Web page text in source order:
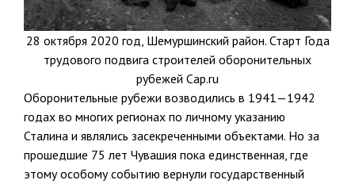
28 октября 2020 год, Шемуршинский район. Старт Года
трудового подвига строителей оборонительных
рубежей Cap.ru
Оборонительные рубежи возводились в 1941—1942
годах во многих регионах по личному указанию
Сталина и являлись засекреченными объектами. Но за
прошедшие 75 лет Чувашия пока единственная, где
этому особому событию вернули государственный